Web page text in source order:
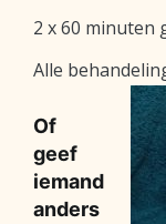
2 x 60 minuten
Alle
Of
geef
iemand
anders